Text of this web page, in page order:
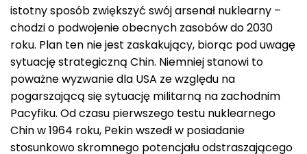
istotny sposób zwiększyć swój arsenał nuklearny –
chodzi o podwojenie obecnych zasobów do 2030
roku. Plan ten nie jest zaskakujący, biorąc pod uwagę
sytuację strategiczną Chin. Niemniej stanowi to
poważne wyzwanie dla USA ze względu na
pogarszającą się sytuację militarną na zachodnim
Pacyfiku. Od czasu pierwszego testu nuklearnego
Chin w 1964 roku, Pekin wszedł w posiadanie
stosunkowo skromnego potencjału odstraszającego